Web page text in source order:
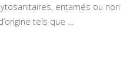
entamés ou non
tels que …